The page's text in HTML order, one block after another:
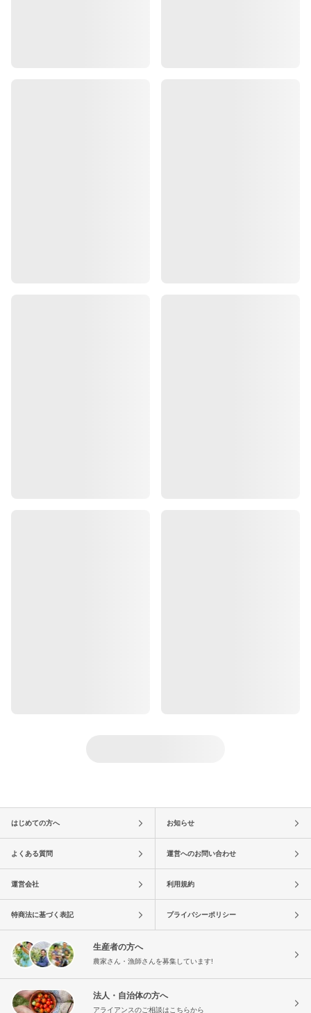
はじめての方へ お知らせ
よくある質問 運営へのお問い合わせ
運営会社 利用規約
特商法に基づく表記 プライバシーポリシー
生産者の方へ
農家さん・漁師さんを募集しています!
法人・自治体の方へ
アライアンスのご相談はこちらから